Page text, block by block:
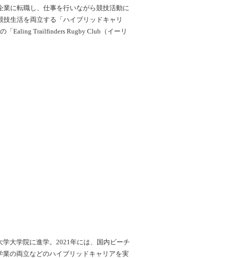
業に転職し、仕事を行いながら競技活動に
生活を両立する「ハイブリッドキャリ
「Ealing Trailfinders Rugby Club（イーリ
大学院に進学。2021年には、国内ビーチ
の両立などのハイブリッドキャリアを実